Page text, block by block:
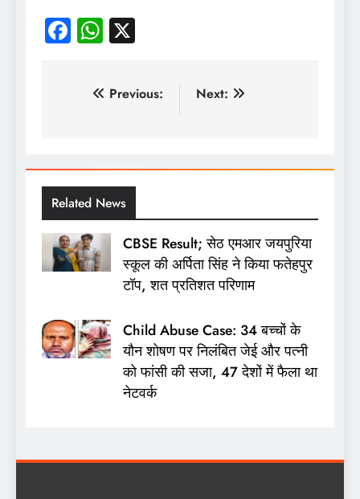
Facebook
WhatsApp
Previous: Next:
Related News
CBSE Result; सेठ एमआर जयपुरिया
स्कूल की अर्पिता सिंह ने किया फतेहपुर
टॉप, शत प्रतिशत परिणाम
Child Abuse Case: 34 बच्चों के
यौन शोषण पर निलंबित जेई और पत्नी
को फांसी की सजा, 47 देशों में फैला था
नेटवर्क